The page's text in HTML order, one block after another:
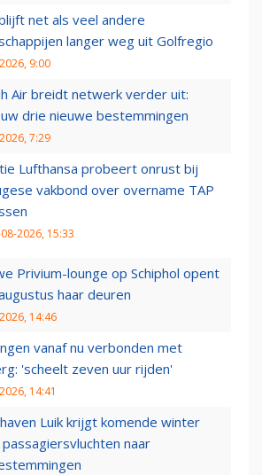
net als veel andere
langer weg uit Golfregio
9:00
Air breidt netwerk verder uit:
drie nieuwe bestemmingen
7:29
Lufthansa probeert onrust bij
vakbond over overname TAP
2026, 15:33
Privium-lounge op Schiphol opent
haar deuren
14:46
vanaf nu verbonden met
'scheelt zeven uur rijden'
14:41
Luik krijgt komende winter
naar